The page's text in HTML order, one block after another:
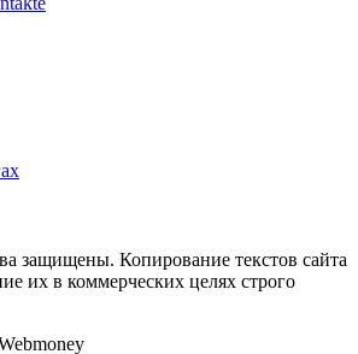
защищены. Копирование текстов сайта
их в коммерческих целях строго